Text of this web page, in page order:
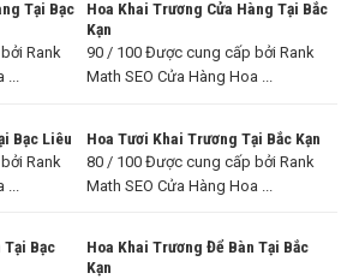
Tại Bạc
Rank
...
Hoa Khai Trương Cửa Hàng Tại Bắc
Kạn
90 / 100 Được cung cấp bởi Rank
Math SEO Cửa Hàng Hoa ...
Bạc Liêu
Rank
...
Hoa Tươi Khai Trương Tại Bắc Kạn
80 / 100 Được cung cấp bởi Rank
Math SEO Cửa Hàng Hoa ...
Tại Bạc
Hoa Khai Trương Để Bàn Tại Bắc
Kạn